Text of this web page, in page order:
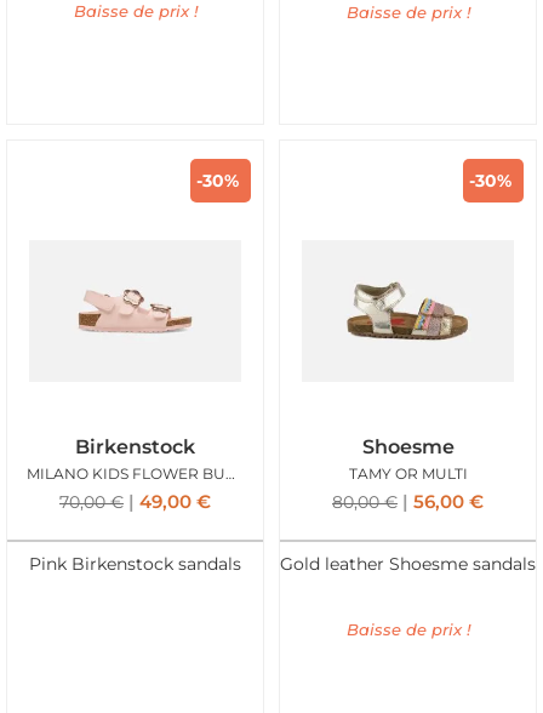
Baisse de prix !
Baisse de prix !
-30%
Birkenstock
MILANO KIDS FLOWER BUCKLE ROSE
70,00€ 49,00 €
Pink Birkenstock sandals
-30%
Shoesme
TAMY OR MULTI
80,00€ 56,00 €
Gold leather Shoesme sandals
Baisse de prix !